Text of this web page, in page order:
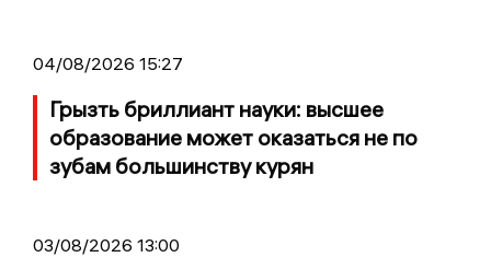
04/08/2026 15:27
Грызть бриллиант науки: высшее
образование может оказаться не по
зубам большинству курян
03/08/2026 13:00